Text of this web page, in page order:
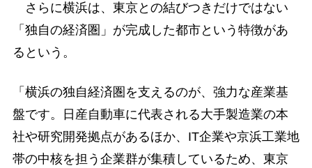
さらに横浜は、東京との結びつきだけではない
「独自の経済圏」が完成した都市という特徴があ
るという。
「横浜の独自経済圏を支えるのが、強力な産業基
盤です。日産自動車に代表される大手製造業の本
社や研究開発拠点があるほか、IT企業や京浜工業地
帯の中核を担う企業群が集積しているため、東京